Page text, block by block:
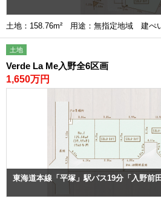
土地：158.76m² 用途：無指定地域 建
土地
Verde La Me入野全6区画
1,650万円
東海道本線「平塚」駅バス19分「入野前